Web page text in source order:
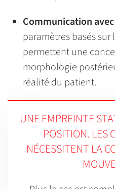
Communication
paramètres basés
permettent une
morphologie
réalité du patient.
UNE EMPREINTE
POSITION. LES
NÉCESSITENT LA